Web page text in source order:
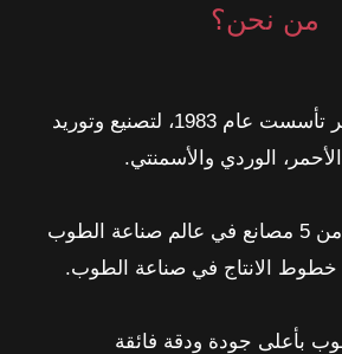
من نحن؟
شركة العمار مصر تأسست عام 1983، لتصنيع وتوريد
الوردي والأسمنتي.
تضم شركتنا أكثر من 5 مصانع في عالم صناعة الطوب
خطوط الانتاج في صناعة الطوب.
بأعلى جودة ودقة فائقة